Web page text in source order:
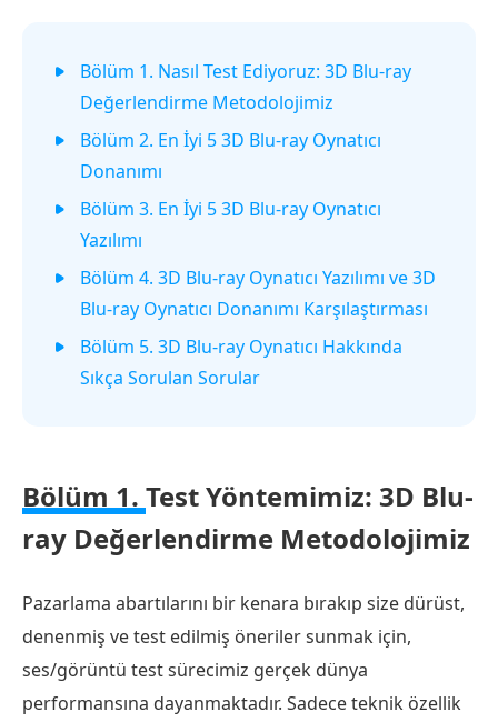
Bölüm 1. Nasıl Test Ediyoruz: 3D Blu-ray
Değerlendirme Metodolojimiz
Bölüm 2. En İyi 5 3D Blu-ray Oynatıcı
Donanımı
Bölüm 3. En İyi 5 3D Blu-ray Oynatıcı
Yazılımı
Bölüm 4. 3D Blu-ray Oynatıcı Yazılımı ve 3D
Blu-ray Oynatıcı Donanımı Karşılaştırması
Bölüm 5. 3D Blu-ray Oynatıcı Hakkında
Sıkça Sorulan Sorular
Bölüm 1. Test Yöntemimiz: 3D Blu-
ray Değerlendirme Metodolojimiz
Pazarlama abartılarını bir kenara bırakıp size dürüst,
denenmiş ve test edilmiş öneriler sunmak için,
ses/görüntü test sürecimiz gerçek dünya
performansına dayanmaktadır. Sadece teknik özellik